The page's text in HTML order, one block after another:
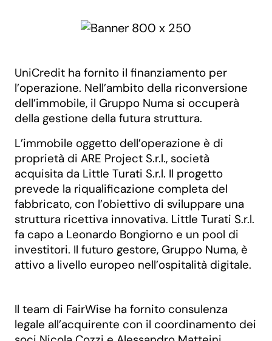
UniCredit ha fornito il finanziamento per
l’operazione. Nell’ambito della riconversione
dell’immobile, il Gruppo Numa si occuperà
della gestione della futura struttura.
L’immobile oggetto dell’operazione è di
proprietà di ARE Project S.r.l., società
acquisita da Little Turati S.r.l. Il progetto
prevede la riqualificazione completa del
fabbricato, con l’obiettivo di sviluppare una
struttura ricettiva innovativa. Little Turati S.r.l.
fa capo a Leonardo Bongiorno e un pool di
investitori. Il futuro gestore, Gruppo Numa, è
attivo a livello europeo nell’ospitalità digitale.
Il team di FairWise ha fornito consulenza
legale all’acquirente con il coordinamento dei